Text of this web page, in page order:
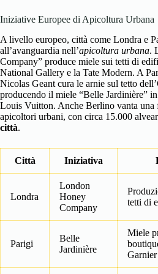
Iniziative Europee di Apicoltura Urbana
A livello europeo, città come Londra e
all’avanguardia nell’apicoltura urbana.
Company” produce miele sui tetti di
National Gallery e la Tate Modern. A
Nicolas Geant cura le arnie sul tetto
producendo il miele “Belle Jardinière”
Louis Vuitton. Anche Berlino vanta una
apicoltori urbani, con circa 15.000
città.
Città Iniziativa
Londra
London
Honey
Company
tetti di
Parigi
Belle
Jardinière
Miele
Garnier